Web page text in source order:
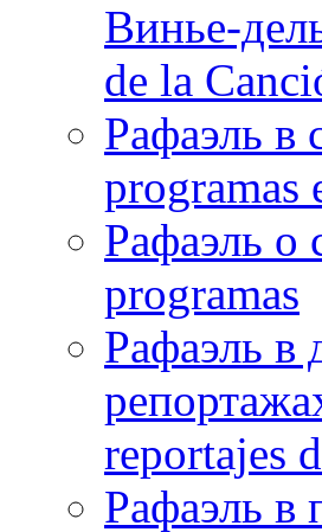
Винье-
de la
Рафаэль в
programas
Рафаэль о
programas
Рафаэль в
reportajes
Рафаэль в